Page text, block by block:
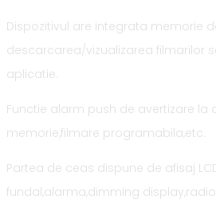
Dispozitivul are integrata memorie
descarcarea/vizualizarea filmarilor
aplicatie.
Functie alarm push de avertizare la
memorie,filmare programabila,etc.
Partea de ceas dispune de afisaj
fundal,alarma,dimming